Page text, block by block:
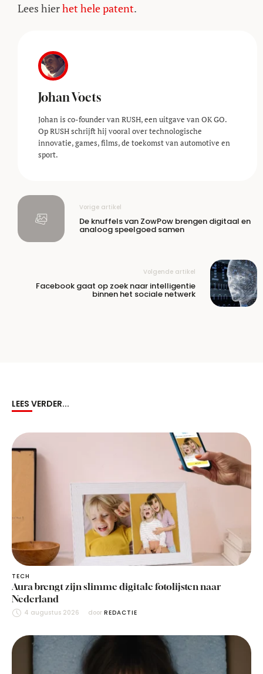
Lees hierhet hele patent.
Johan Voets
Johan is co-founder van RUSH, een uitgave van OK GO.
Op RUSH schrijft hij vooral over technologische
innovatie, games, films, de toekomst van automotive en
sport.
Vorige artikel
De knuffels van ZowPow brengen digitaal en
analoog speelgoed samen
Volgende artikel
Facebook gaat op zoek naar intelligentie
binnen het sociale netwerk
LEES VERDER...
TECH
Aura brengt zijn slimme digitale fotolijsten naar
Nederland
4 augustus 2026 door REDACTIE